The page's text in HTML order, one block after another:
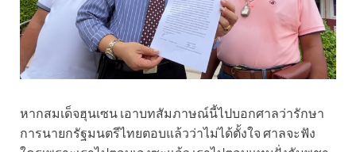
หากสมเด็จฮุนเซน เอาบทสัมภาษณ์นี้ไปบอกศาลว่ารักษา
การนายกรัฐมนตรีไทยตอบแล้วว่าไม่ได้ตั้งใจ ศาลจะฟัง